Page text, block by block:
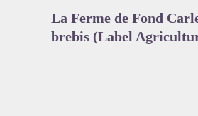
La Ferme de Fond
brebis (Label